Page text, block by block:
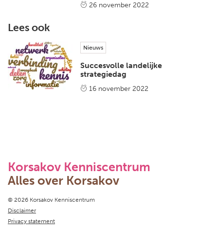
26 november 2022
Lees ook
Nieuws
Succesvolle landelijke
strategiedag
16 november 2022
Korsakov Kenniscentrum
Alles over Korsakov
Copyright navigation
© 2026 Korsakov Kenniscentrum
Disclaimer
Privacy statement